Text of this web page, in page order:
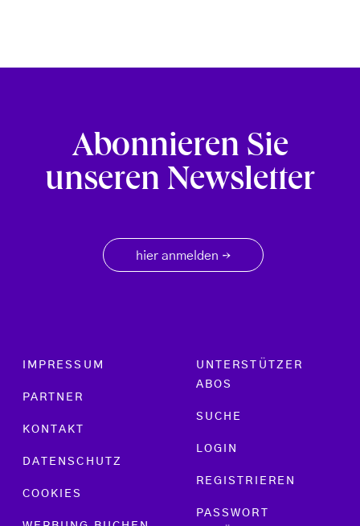
Abonnieren Sie
unseren Newsletter
hier anmelden →
Footer menu
IMPRESSUM
PARTNER
KONTAKT
DATENSCHUTZ
COOKIES
UNTERSTÜTZER
ABOS
SUCHE
LOGIN
REGISTRIEREN
PASSWORT